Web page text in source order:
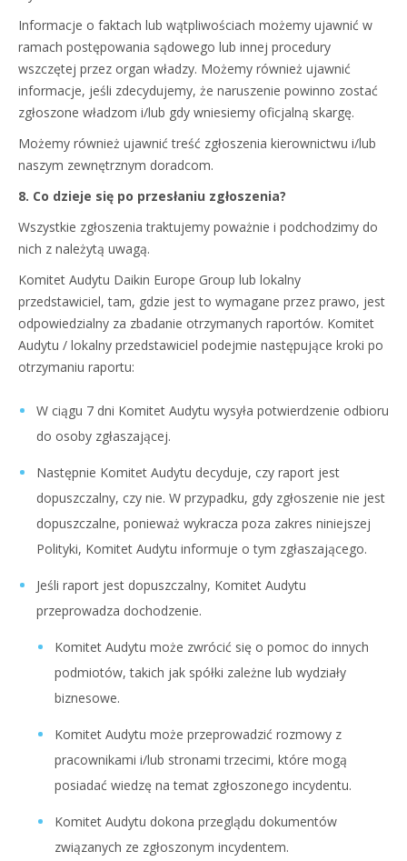
Informacje o faktach lub wątpliwościach możemy ujawnić w
ramach postępowania sądowego lub innej procedury
wszczętej przez organ władzy. Możemy również ujawnić
informacje, jeśli zdecydujemy, że naruszenie powinno zostać
zgłoszone władzom i/lub gdy wniesiemy oficjalną skargę.
Możemy również ujawnić treść zgłoszenia kierownictwu i/lub
naszym zewnętrznym doradcom.
8. Co dzieje się po przesłaniu zgłoszenia?
Wszystkie zgłoszenia traktujemy poważnie i podchodzimy do
nich z należytą uwagą.
Komitet Audytu Daikin Europe Group lub lokalny
przedstawiciel, tam, gdzie jest to wymagane przez prawo, jest
odpowiedzialny za zbadanie otrzymanych raportów. Komitet
Audytu / lokalny przedstawiciel podejmie następujące kroki po
otrzymaniu raportu:
W ciągu 7 dni Komitet Audytu wysyła potwierdzenie odbioru
do osoby zgłaszającej.
Następnie Komitet Audytu decyduje, czy raport jest
dopuszczalny, czy nie. W przypadku, gdy zgłoszenie nie jest
dopuszczalne, ponieważ wykracza poza zakres niniejszej
Polityki, Komitet Audytu informuje o tym zgłaszającego.
Jeśli raport jest dopuszczalny, Komitet Audytu
przeprowadza dochodzenie.
Komitet Audytu może zwrócić się o pomoc do innych
podmiotów, takich jak spółki zależne lub wydziały
biznesowe.
Komitet Audytu może przeprowadzić rozmowy z
pracownikami i/lub stronami trzecimi, które mogą
posiadać wiedzę na temat zgłoszonego incydentu.
Komitet Audytu dokona przeglądu dokumentów
związanych ze zgłoszonym incydentem.